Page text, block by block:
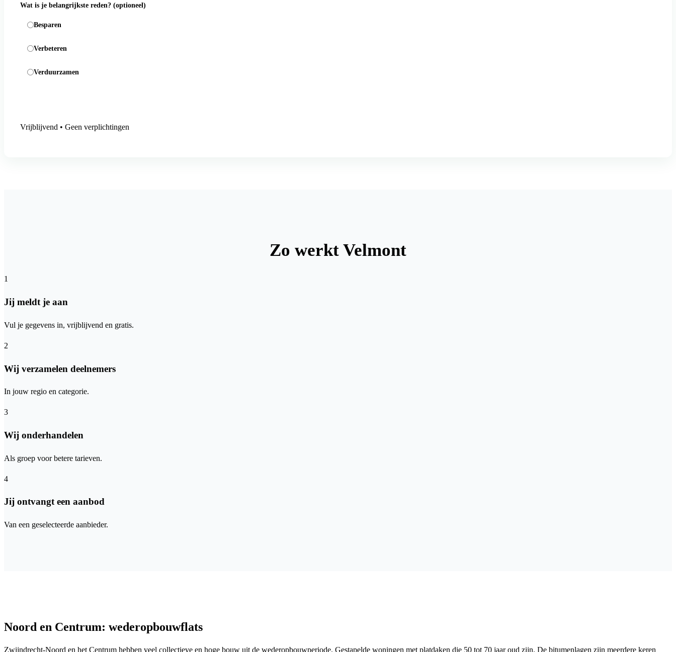
Wat is je belangrijkste reden? (optioneel)
Besparen
Verbeteren
Verduurzamen
Vrijblijvend • Geen verplichtingen
Zo werkt Velmont
1
Jij meldt je aan
Vul je gegevens in, vrijblijvend en gratis.
2
Wij verzamelen deelnemers
In jouw regio en categorie.
3
Wij onderhandelen
Als groep voor betere tarieven.
4
Jij ontvangt een aanbod
Van een geselecteerde aanbieder.
Noord en Centrum: wederopbouwflats
Zwijndrecht-Noord en het Centrum hebben veel collectieve en hoge bouw uit de wederopbouwperiode. Gestapelde woningen met platdaken die 50 tot 70 jaar oud zijn. De bitumenlagen zijn meerdere keren